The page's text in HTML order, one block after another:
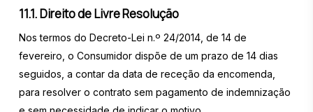
11.1. Direito de Livre Resolução
Nos termos do Decreto-Lei n.º 24/2014, de 14 de
fevereiro, o Consumidor dispõe de um prazo de 14 dias
seguidos, a contar da data de receção da encomenda,
para resolver o contrato sem pagamento de indemnização